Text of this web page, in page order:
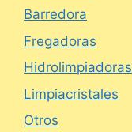
Barredora
Fregadoras
Hidrolimpiadoras
Limpiacristales
Otros